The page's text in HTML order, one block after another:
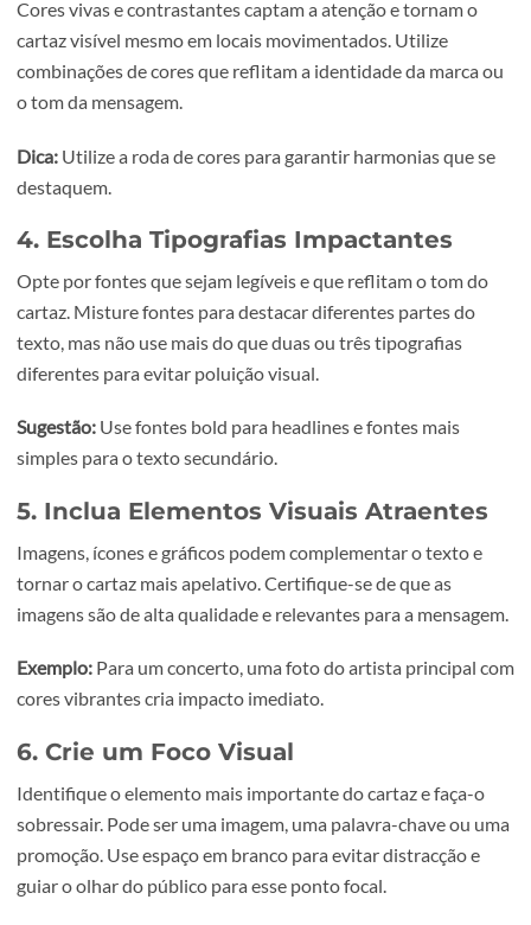
Subtítulo: “Não perca a oportunidade de renovar o
guarda-roupa.”
Contraste
Cores vivas e contrastantes captam a atenção e tornam o
cartaz visível mesmo em locais movimentados. Utilize
combinações de cores que reflitam a identidade da
o tom da mensagem.
Dica:Utilize a roda de cores para garantir harmonias que
4. Escolha Tipografias Impactantes
Opte por fontes que sejam legíveis e que reflitam o tom
texto, mas não use mais do que duas ou três tipografias
diferentes para evitar poluição visual.
Sugestão:Use fontes bold para headlines e fontes mais
simples para o texto secundário.
5. Inclua Elementos Visuais
Imagens, ícones e gráficos podem complementar o texto
tornar o cartaz mais apelativo. Certifique-se de que as
imagens são de alta qualidade e relevantes para a